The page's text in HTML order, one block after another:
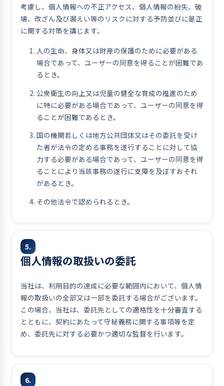
考慮し、個人情報への不正アクセス、個人情報の紛失、破
壊、改ざん及び漏えい等のリスクに対する予防並びに是正
に関する対策を講じます。
人の生命、身体又は財産の保護のために必要がある
場合であって、ユーザーの同意を得ることが困難であ
るとき。
公衆衛生の向上又は児童の健全な育成の推進のため
に特に必要がある場合であって、ユーザーの同意を得
ることが困難であるとき。
国の機関若しくは地方公共団体又はその委託を受け
た者が法令の定める事務を遂行することに対して協
力する必要がある場合であって、ユーザーの同意を得
ることにより当該事務の遂行に支障を及ぼすおそれ
があるとき。
その他法令で認められるとき。
5.
個人情報の取扱いの委託
当社は、利用目的の達成に必要な範囲内において、個人情
報の取扱いの全部又は一部を委託する場合がございます。
この場合、当社は、委託先としての適格性を十分審査する
とともに、契約にあたって守秘義務に関する事項等を定
め、委託先に対する必要かつ適切な監督を行います。
6.